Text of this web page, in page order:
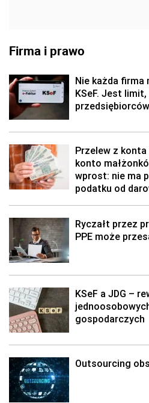
Firma i prawo
Nie każda firma
KSeF. Jest
Przelew z
konto
wprost: nie ma
podatku od
Ryczałt przez
PPE może
KSeF a JDG –
gospodarczych
Outsourcing